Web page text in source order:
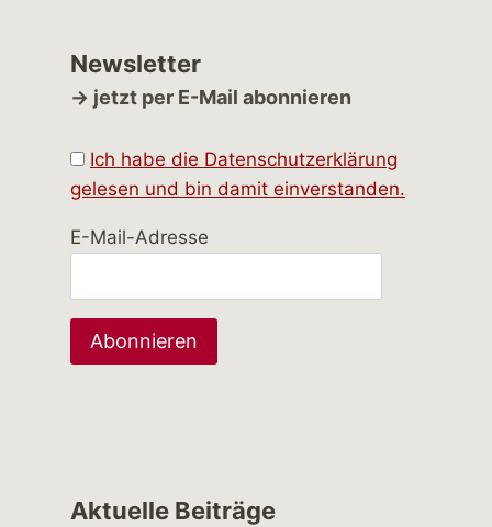
Newsletter
→ jetzt per E-Mail abonnieren
Ich habe die Datenschutzerklärung
gelesen und bin damit einverstanden.
E-Mail-Adresse
Aktuelle Beiträge